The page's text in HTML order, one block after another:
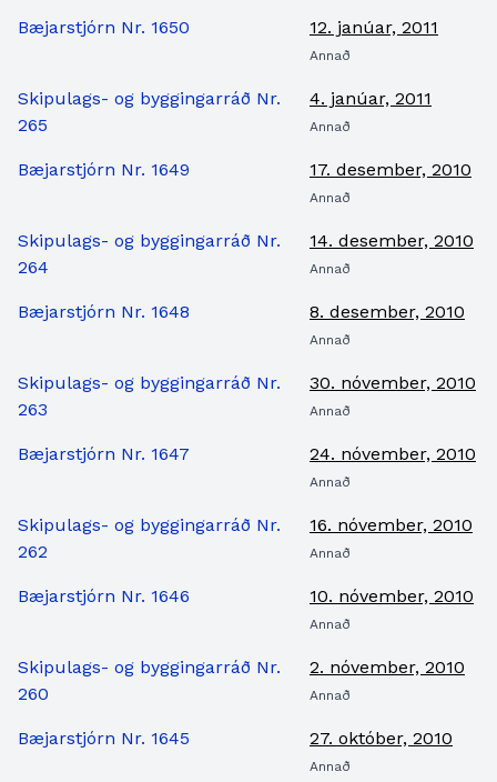
Bæjarstjórn Nr. 1650 12. janúar, 2011
Annað
Skipulags- og byggingarráð Nr.
265
4. janúar, 2011
Annað
Bæjarstjórn Nr. 1649 17. desember, 2010
Annað
Skipulags- og byggingarráð Nr.
264
14. desember, 2010
Annað
Bæjarstjórn Nr. 1648 8. desember, 2010
Annað
Skipulags- og byggingarráð Nr.
263
30. nóvember, 2010
Annað
Bæjarstjórn Nr. 1647 24. nóvember, 2010
Annað
Skipulags- og byggingarráð Nr.
262
16. nóvember, 2010
Annað
Bæjarstjórn Nr. 1646 10. nóvember, 2010
Annað
Skipulags- og byggingarráð Nr.
260
2. nóvember, 2010
Annað
Bæjarstjórn Nr. 1645 27. október, 2010
Annað